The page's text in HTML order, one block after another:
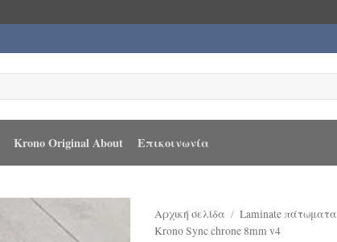
Krono Original About Επικοινωνία
Αρχική σελίδα / Laminate πάτωματα
Krono Sync chrone 8mm v4